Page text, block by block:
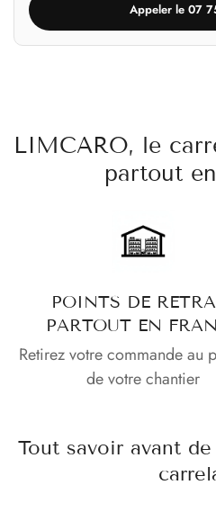
Appeler le 07
LIMCARO, le
partout
POINTS DE
PARTOUT EN
Retirez votre commande au
de votre chantier
Tout savoir avant